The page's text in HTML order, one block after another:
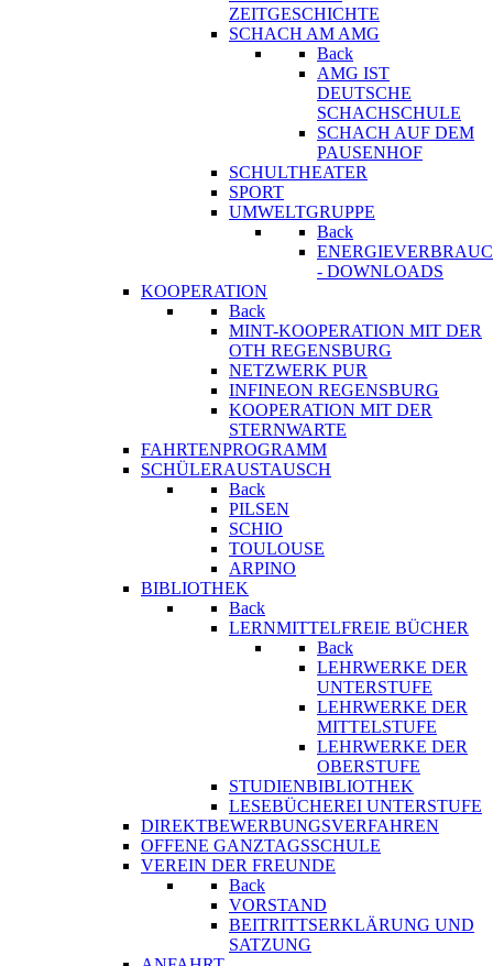
ZEITGESCHICHTE
SCHACH AM AMG
Back
AMG IST
DEUTSCHE
SCHACHSCHULE
SCHACH AUF DEM
PAUSENHOF
SCHULTHEATER
SPORT
UMWELTGRUPPE
Back
- DOWNLOADS
KOOPERATION
Back
MINT-KOOPERATION MIT DER
OTH REGENSBURG
NETZWERK PUR
INFINEON REGENSBURG
KOOPERATION MIT DER
STERNWARTE
FAHRTENPROGRAMM
SCHÜLERAUSTAUSCH
Back
PILSEN
SCHIO
TOULOUSE
ARPINO
BIBLIOTHEK
Back
LERNMITTELFREIE BÜCHER
Back
LEHRWERKE DER
UNTERSTUFE
LEHRWERKE DER
MITTELSTUFE
LEHRWERKE DER
OBERSTUFE
STUDIENBIBLIOTHEK
LESEBÜCHEREI UNTERSTUFE
DIREKTBEWERBUNGSVERFAHREN
OFFENE GANZTAGSSCHULE
VEREIN DER FREUNDE
Back
VORSTAND
BEITRITTSERKLÄRUNG UND
SATZUNG